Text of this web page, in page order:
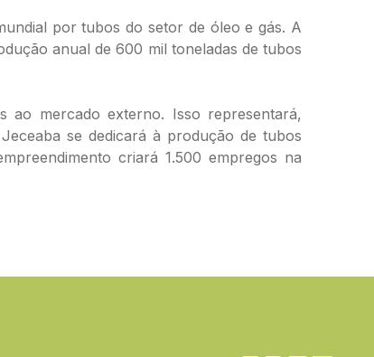
por tubos do setor de óleo e gás. A
anual de 600 mil toneladas de tubos
ao mercado externo. Isso representará,
se dedicará à produção de tubos
criará 1.500 empregos na